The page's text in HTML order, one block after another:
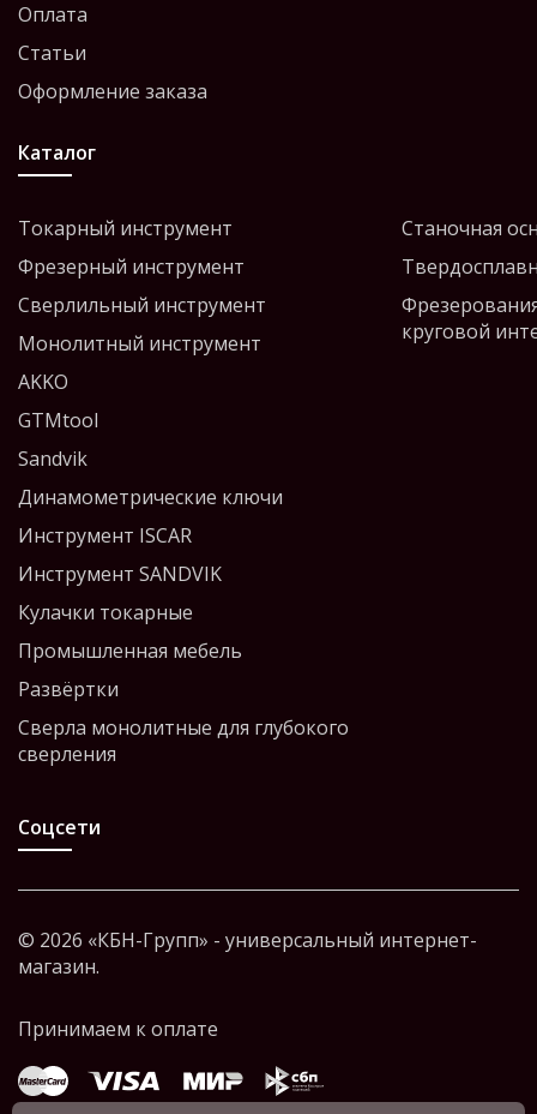
Оплата
Статьи
Оформление заказа
Каталог
Токарный инструмент
Фрезерный инструмент
Сверлильный инструмент
Монолитный инструмент
AKKO
GTMtool
Sandvik
Динамометрические ключи
Инструмент ISCAR
Инструмент SANDVIK
Кулачки токарные
Промышленная мебель
Развёртки
Сверла монолитные для глубокого
сверления
Станочная
круговой
Соцсети
© 2026 «КБН-Групп» - универсальный интернет-
магазин.